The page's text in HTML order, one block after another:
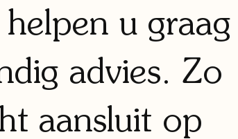
u graag
advies. Zo
aansluit op